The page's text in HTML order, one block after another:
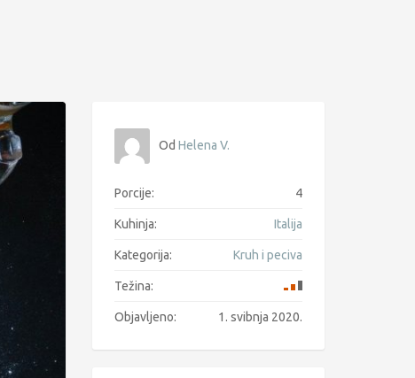
Od Helena V.
Porcije: 4
Kuhinja: Italija
Kategorija: Kruh i peciva
Težina:
Objavljeno: 1. svibnja 2020.